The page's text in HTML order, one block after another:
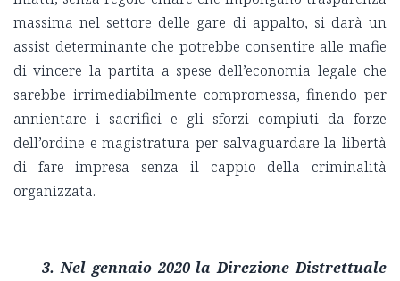
massima nel settore delle gare di appalto, si darà un
assist determinante che potrebbe consentire alle mafie
di vincere la partita a spese dell’economia legale che
sarebbe irrimediabilmente compromessa, finendo per
annientare i sacrifici e gli sforzi compiuti da forze
dell’ordine e magistratura per salvaguardare la libertà
di fare impresa senza il cappio della criminalità
organizzata.
3. Nel gennaio 2020 la Direzione Distrettuale